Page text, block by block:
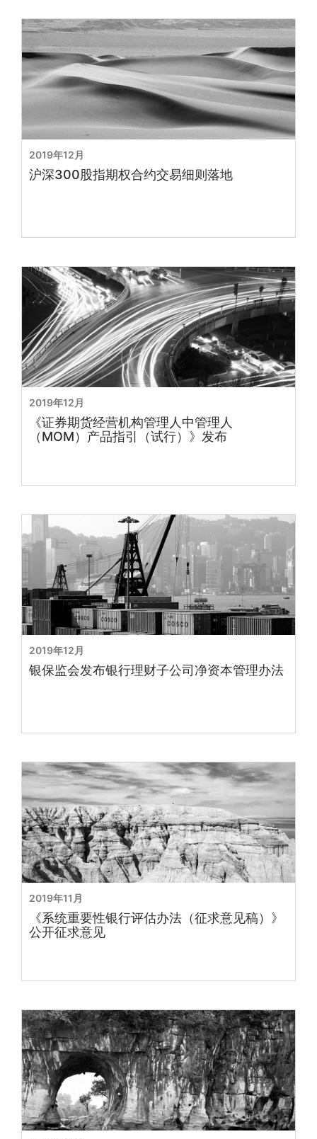
沪深300股指期权合约交易细则落地
2019年12月
《证券期货经营机构管理人中管理人
（MOM）产品指引（试行）》发布
2019年12月
银保监会发布银行理财子公司净资本管理办法
2019年12月
《系统重要性银行评估办法（征求意见稿）》
公开征求意见
2019年11月